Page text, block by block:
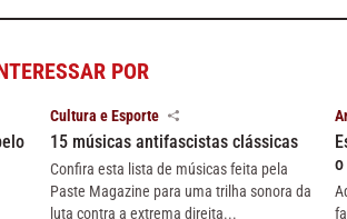
POR
Cultura e Esporte
15 músicas antifascistas clássicas
Confira esta lista de músicas feita pela
Paste Magazine para uma trilha sonora da
luta contra a extrema direita...